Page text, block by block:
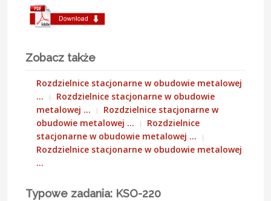
Zobacz także
Rozdzielnice stacjonarne w obudowie metalowej
…
Rozdzielnice stacjonarne w obudowie
metalowej …
Rozdzielnice stacjonarne w
obudowie metalowej …
Rozdzielnice
stacjonarne w obudowie metalowej …
Rozdzielnice stacjonarne w obudowie metalowej
…
Typowe zadania: KSO-220